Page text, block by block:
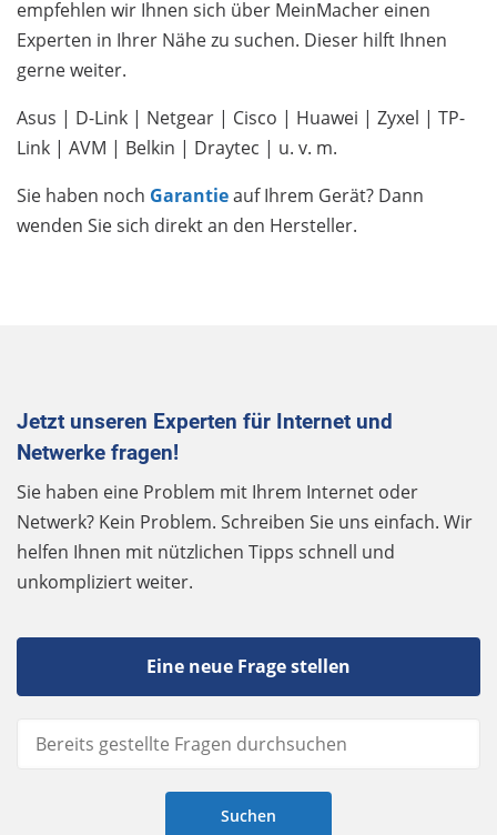
empfehlen wir Ihnen sich über MeinMacher einen
Experten in Ihrer Nähe zu suchen. Dieser hilft Ihnen
gerne weiter.
Asus | D-Link | Netgear | Cisco | Huawei | Zyxel | TP-
Link | AVM | Belkin | Draytec | u. v. m.
Sie haben noch Garantieauf Ihrem Gerät? Dann
wenden Sie sich direkt an den Hersteller.
Jetzt unseren Experten für Internet und
Netwerke fragen!
Sie haben eine Problem mit Ihrem Internet oder
Netwerk? Kein Problem. Schreiben Sie uns einfach. Wir
helfen Ihnen mit nützlichen Tipps schnell und
unkompliziert weiter.
Eine neue Frage stellen